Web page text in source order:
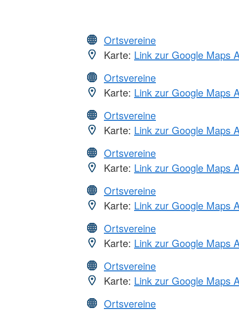
Ortsvereine
Karte: Link zur Google Maps
Ortsvereine
Karte: Link zur Google Maps
Ortsvereine
Karte: Link zur Google Maps
Ortsvereine
Karte: Link zur Google Maps
Ortsvereine
Karte: Link zur Google Maps
Ortsvereine
Karte: Link zur Google Maps
Ortsvereine
Karte: Link zur Google Maps
Ortsvereine